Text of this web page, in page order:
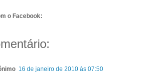
o Facebook:
16 de janeiro de 2010 às 07:50